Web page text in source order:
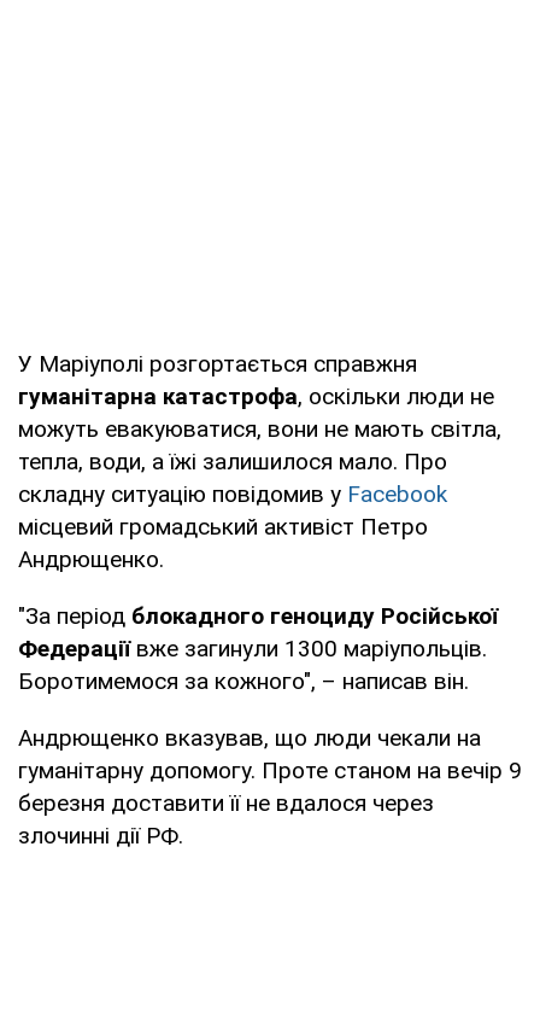
У Маріуполі розгортається справжня
гуманітарна катастрофа, оскільки люди не
можуть евакуюватися, вони не мають світла,
тепла, води, а їжі залишилося мало. Про
складну ситуацію повідомив у Facebook
місцевий громадський активіст Петро
Андрющенко.
"За період блокадного геноциду Російської
Федераціївже загинули 1300 маріупольців.
Боротимемося за кожного", – написав він.
Андрющенко вказував, що люди чекали на
гуманітарну допомогу. Проте станом на вечір 9
березня доставити її не вдалося через
злочинні дії РФ.